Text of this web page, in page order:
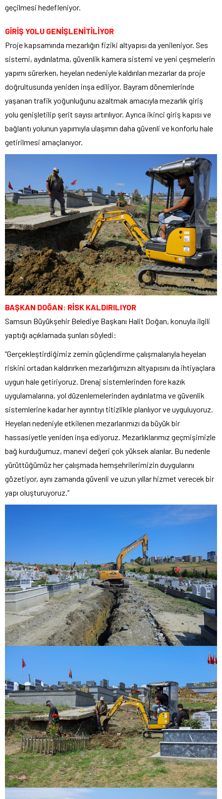
geçilmesi hedefleniyor.
GİRİŞ YOLU GENİŞLENİTİLİYOR
Proje kapsamında mezarlığın fiziki altyapısı da yenileniyor. Ses
sistemi, aydınlatma, güvenlik kamera sistemi ve yeni çeşmelerin
yapımı sürerken, heyelan nedeniyle kaldırılan mezarlar da proje
doğrultusunda yeniden inşa ediliyor. Bayram dönemlerinde
yaşanan trafik yoğunluğunu azaltmak amacıyla mezarlık giriş
yolu genişletilip şerit sayısı artırılıyor. Ayrıca ikinci giriş kapısı ve
bağlantı yolunun yapımıyla ulaşımın daha güvenli ve konforlu hale
getirilmesi amaçlanıyor.
BAŞKAN DOĞAN: RİSK KALDIRILIYOR
Samsun Büyükşehir Belediye Başkanı Halit Doğan, konuyla ilgili
yaptığı açıklamada şunları söyledi:
“Gerçekleştirdiğimiz zemin güçlendirme çalışmalarıyla heyelan
riskini ortadan kaldırırken mezarlığımızın altyapısını da ihtiyaçlara
uygun hale getiriyoruz. Drenaj sistemlerinden fore kazık
uygulamalarına, yol düzenlemelerinden aydınlatma ve güvenlik
sistemlerine kadar her ayrıntıyı titizlikle planlıyor ve uyguluyoruz.
Heyelan nedeniyle etkilenen mezarlarımızı da büyük bir
hassasiyetle yeniden inşa ediyoruz. Mezarlıklarımız geçmişimizle
bağ kurduğumuz, manevi değeri çok yüksek alanlar. Bu nedenle
yürüttüğümüz her çalışmada hemşehrilerimizin duygularını
gözetiyor, aynı zamanda güvenli ve uzun yıllar hizmet verecek bir
yapı oluşturuyoruz.”